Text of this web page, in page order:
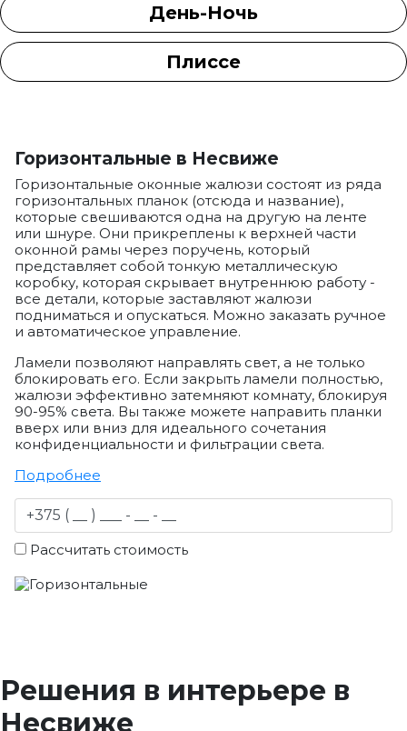
День-Ночь
Плиссе
Горизонтальные в Несвиже
Горизонтальные оконные жалюзи состоят из ряда
горизонтальных планок (отсюда и название),
которые свешиваются одна на другую на ленте
или шнуре. Они прикреплены к верхней части
оконной рамы через поручень, который
представляет собой тонкую металлическую
коробку, которая скрывает внутреннюю работу -
все детали, которые заставляют жалюзи
подниматься и опускаться. Можно заказать ручное
и автоматическое управление.
Ламели позволяют направлять свет, а не только
блокировать его. Если закрыть ламели полностью,
жалюзи эффективно затемняют комнату, блокируя
90-95% света. Вы также можете направить планки
вверх или вниз для идеального сочетания
конфиденциальности и фильтрации света.
Подробнее
Рассчитать стоимость
Решения в интерьере в
Несвиже